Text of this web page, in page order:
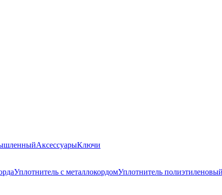
АксессуарыКлючи
Уплотнитель с металлокордомУплотнитель полиэтиленовый